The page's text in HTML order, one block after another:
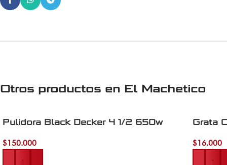
Otros productos en El Machetico
Pulidora Black Decker 4 1/2 650w
$150.000
Añadir al carrito
Grata
$16.000
Añadir al